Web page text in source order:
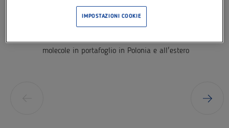
~300
molecole in portafoglio in Polonia e all'estero
IMPOSTAZIONI COOKIE